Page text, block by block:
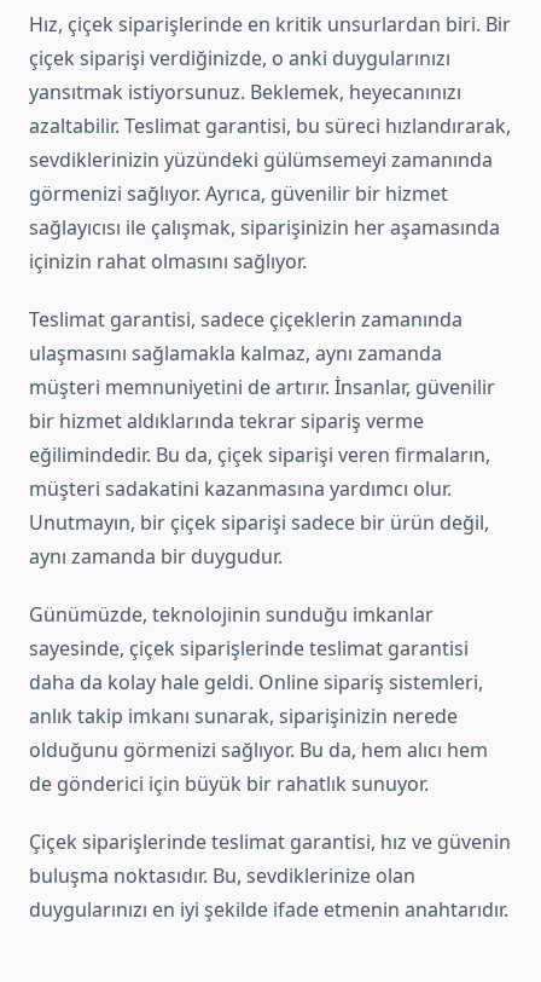
Hız, çiçek siparişlerinde en kritik unsurlardan biri. Bir
çiçek siparişi verdiğinizde, o anki duygularınızı
yansıtmak istiyorsunuz. Beklemek, heyecanınızı
azaltabilir. Teslimat garantisi, bu süreci hızlandırarak,
sevdiklerinizin yüzündeki gülümsemeyi zamanında
görmenizi sağlıyor. Ayrıca, güvenilir bir hizmet
sağlayıcısı ile çalışmak, siparişinizin her aşamasında
içinizin rahat olmasını sağlıyor.
Teslimat garantisi, sadece çiçeklerin zamanında
ulaşmasını sağlamakla kalmaz, aynı zamanda
müşteri memnuniyetini de artırır. İnsanlar, güvenilir
bir hizmet aldıklarında tekrar sipariş verme
eğilimindedir. Bu da, çiçek siparişi veren firmaların,
müşteri sadakatini kazanmasına yardımcı olur.
Unutmayın, bir çiçek siparişi sadece bir ürün değil,
aynı zamanda bir duygudur.
Günümüzde, teknolojinin sunduğu imkanlar
sayesinde, çiçek siparişlerinde teslimat garantisi
daha da kolay hale geldi. Online sipariş sistemleri,
anlık takip imkanı sunarak, siparişinizin nerede
olduğunu görmenizi sağlıyor. Bu da, hem alıcı hem
de gönderici için büyük bir rahatlık sunuyor.
Çiçek siparişlerinde teslimat garantisi, hız ve güvenin
buluşma noktasıdır. Bu, sevdiklerinize olan
duygularınızı en iyi şekilde ifade etmenin anahtarıdır.